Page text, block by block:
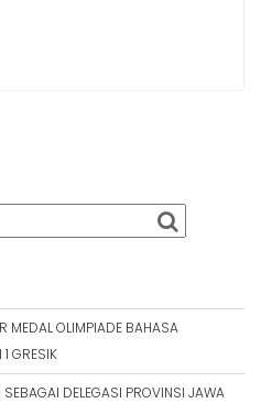
MEDAL OLIMPIADE BAHASA
GRESIK
DELEGASI PROVINSI JAWA